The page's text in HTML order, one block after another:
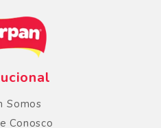
Somos
Conosco